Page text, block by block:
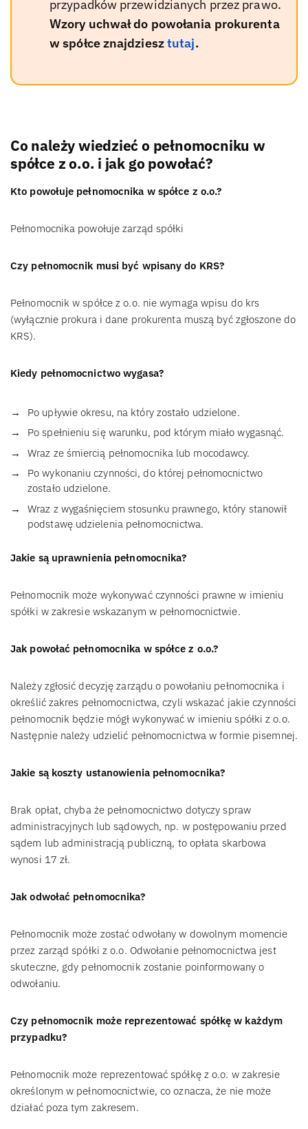
przypadków przewidzianych przez prawo.
Wzory uchwał do powołania prokurenta
w spółce znajdziesztutaj.
Co należy wiedzieć o pełnomocniku w
spółce z o.o. i jak go powołać?
Kto powołuje pełnomocnika w spółce z o.o.?
Pełnomocnika powołuje zarząd spółki
Czy pełnomocnik musi być wpisany do KRS?
Pełnomocnik w spółce z o.o. nie wymaga wpisu do krs
(wyłącznie prokura i dane prokurenta muszą być zgłoszone do
KRS).
Kiedy pełnomocnictwo wygasa?
Po upływie okresu, na który zostało udzielone.
Po spełnieniu się warunku, pod którym miało wygasnąć.
Wraz ze śmiercią pełnomocnika lub mocodawcy.
Po wykonaniu czynności, do której pełnomocnictwo
zostało udzielone.
Wraz z wygaśnięciem stosunku prawnego, który stanowił
podstawę udzielenia pełnomocnictwa.
Jakie są uprawnienia pełnomocnika?
Pełnomocnik może wykonywać czynności prawne w imieniu
spółki w zakresie wskazanym w pełnomocnictwie.
Jak powołać pełnomocnika w spółce z o.o.?
Należy zgłosić decyzję zarządu o powołaniu pełnomocnika i
określić zakres pełnomocnictwa, czyli wskazać jakie czynności
pełnomocnik będzie mógł wykonywać w imieniu spółki z o.o.
Następnie należy udzielić pełnomocnictwa w formie pisemnej.
Jakie są koszty ustanowienia pełnomocnika?
Brak opłat, chyba że pełnomocnictwo dotyczy spraw
administracyjnych lub sądowych, np. w postępowaniu przed
sądem lub administracją publiczną, to opłata skarbowa
wynosi 17 zł.
Jak odwołać pełnomocnika?
Pełnomocnik może zostać odwołany w dowolnym momencie
przez zarząd spółki z o.o. Odwołanie pełnomocnictwa jest
skuteczne, gdy pełnomocnik zostanie poinformowany o
odwołaniu.
Czy pełnomocnik może reprezentować spółkę w każdym
przypadku?
Pełnomocnik może reprezentować spółkę z o.o. w zakresie
określonym w pełnomocnictwie, co oznacza, że nie może
działać poza tym zakresem.